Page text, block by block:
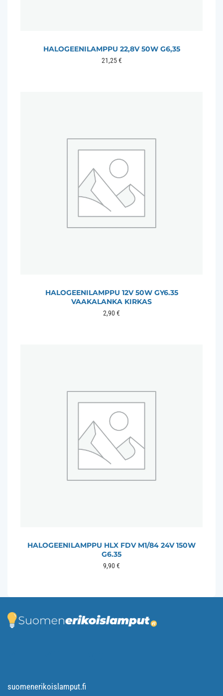
HALOGEENILAMPPU 22,8V 50W G6,35
21,25€
HALOGEENILAMPPU 12V 50W GY6.35
VAAKALANKA KIRKAS
2,90€
HALOGEENILAMPPU HLX FDV M1/84 24V 150W
G6.35
9,90€
suomenerikoislamput.fi